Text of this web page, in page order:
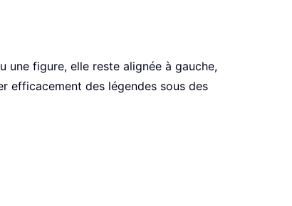
une figure, elle reste alignée à gauche,
efficacement des légendes sous des